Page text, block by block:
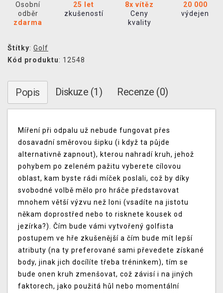
Osobní
odběr
zdarma
25 let
zkušeností
8x vítěz
Ceny
kvality
20 000
výdejen
Štítky: Golf
Kód produktu: 12548
Popis Diskuze (1) Recenze (0)
Míření při odpalu už nebude fungovat přes
dosavadní směrovou šipku (i když ta půjde
alternativně zapnout), kterou nahradí kruh, jehož
pohybem po zeleném pažitu vyberete cílovou
oblast, kam byste rádi míček poslali, což by díky
svobodné volbě mělo pro hráče představovat
mnohem větší výzvu než loni (vsadíte na jistotu
někam doprostřed nebo to risknete kousek od
jezírka?). Čím bude vámi vytvořený golfista
postupem ve hře zkušenější a čím bude mít lepší
atributy (na ty preferované sami převedete získané
body, jinak jich docílíte třeba tréninkem), tím se
bude onen kruh zmenšovat, což závisí i na jiných
faktorech, jako použitá hůl nebo momentální